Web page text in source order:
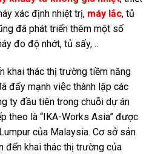
xác định nhiệt trị, máy lắc, tủ
đã phát triển thêm một số
đo độ nhớt, tủ sấy, ..
khai thác thị trường tiềm năng
đẩy mạnh việc thành lập các
ty đầu tiên trong chuỗi dự án
theo là “IKA-Works Asia” được
của Malaysia. Cơ sở sản
đến khai thác thị trường của